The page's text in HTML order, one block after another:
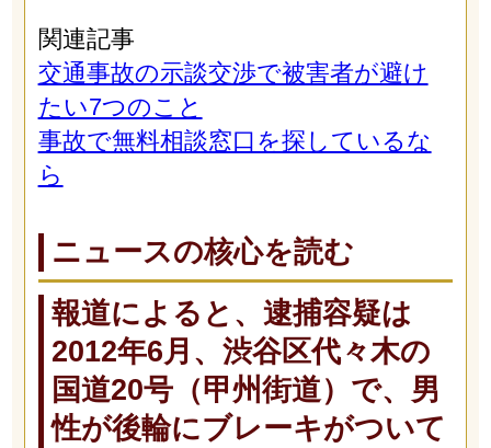
関連記事
交通事故の示談交渉で被害者が避け
たい7つのこと
事故で無料相談窓口を探しているな
ら
ニュースの核心を読む
報道によると、逮捕容疑は
2012年6月、渋谷区代々木の
国道20号（甲州街道）で、男
性が後輪にブレーキがついて